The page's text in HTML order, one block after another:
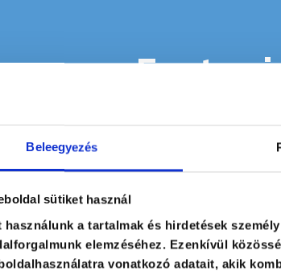
Beleegyezés
sütiket használ
használunk a tartalmak és hirdetések
elemzéséhez. Ezenkívül
vonatkozó adatait, akik
Fontos